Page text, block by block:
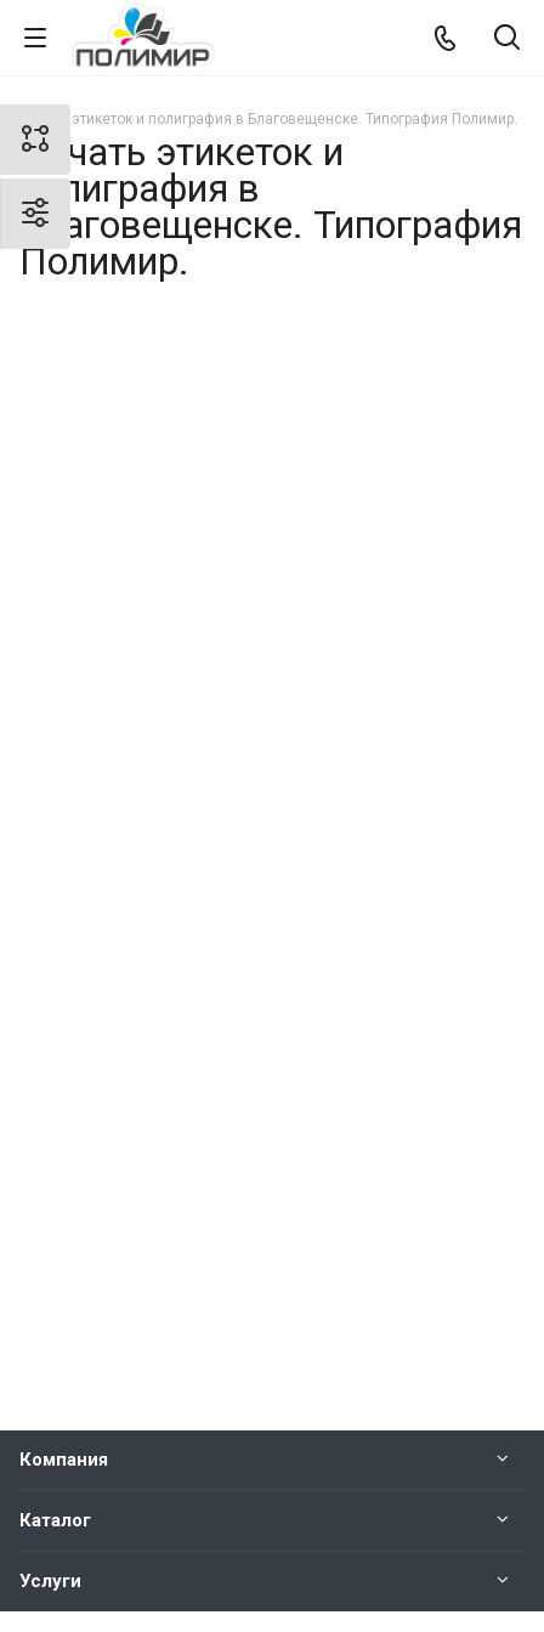
Печать этикеток и полиграфия в Благовещенске. Типография Полимир.
Печать этикеток и
полиграфия в
Благовещенске. Типография
Полимир.
Компания
Каталог
Услуги